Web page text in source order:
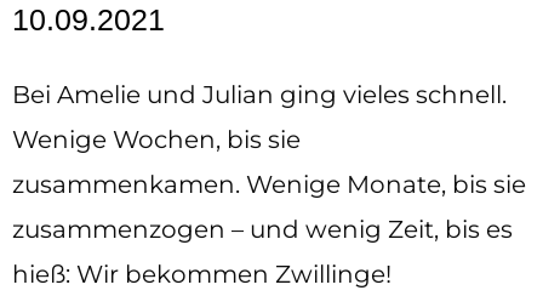
10.09.2021
Bei Amelie und Julian ging vieles schnell.
Wenige Wochen, bis sie
zusammenkamen. Wenige Monate, bis sie
zusammenzogen – und wenig Zeit, bis es
hieß: Wir bekommen Zwillinge!